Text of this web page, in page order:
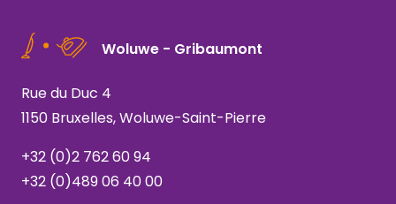
Woluwe - Gribaumont
Rue du Duc 4
1150 Bruxelles, Woluwe-Saint-Pierre
+32 (0)2 762 60 94
+32 (0)489 06 40 00